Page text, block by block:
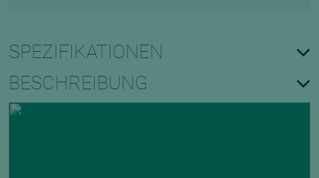
SPEZIFIKATIONEN
BESCHREIBUNG